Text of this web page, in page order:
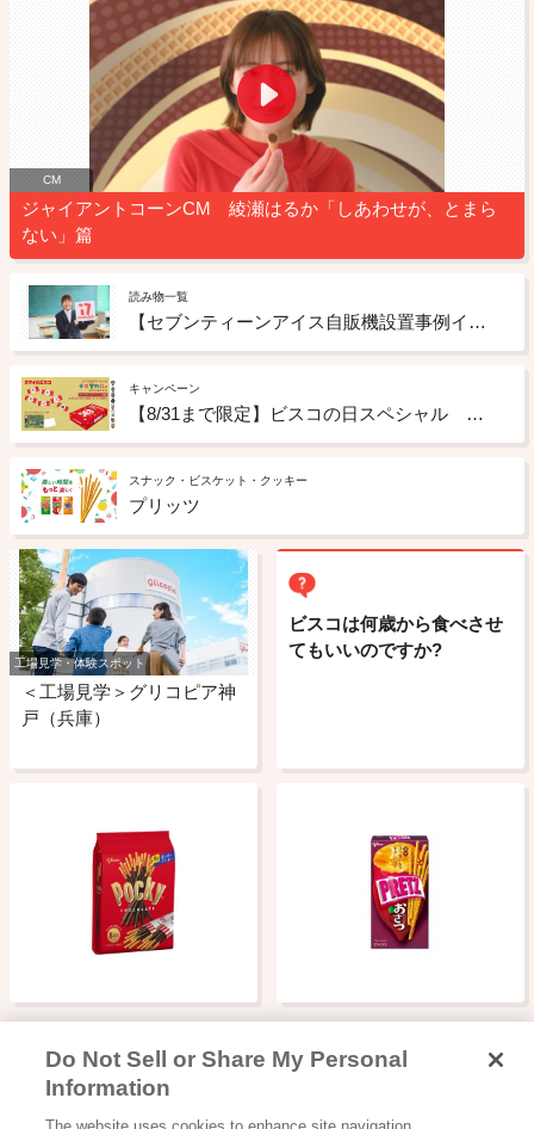
CM
ジャイアントコーンCM 綾瀬はるか「しあわせが、とまら
ない」篇
読み物一覧
【セブンティーンアイス自販機設置事例インタビューVol.4】うちの高校にも置けちゃう！？ 全国の高校にセブンティーンアイス自販機が増殖中！ 大阪府立八尾北高校の場合
キャンペーン
【8/31まで限定】ビスコの日スペシャル 谷口智則さんコラボスマイルビスコ
スナック・ビスケット・クッキー
プリッツ
工場見学・体験スポット
＜工場見学＞グリコピア神
戸（兵庫）
ビスコは何歳から食べさせ
てもいいのですか?
Glicoからの最新情報を受け取る
Do Not Sell or Share My Personal
Information